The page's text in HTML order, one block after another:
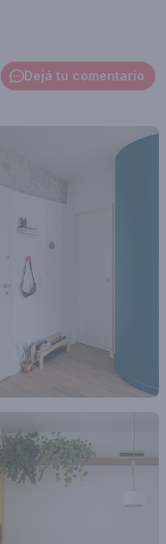
Dejá tu comentario